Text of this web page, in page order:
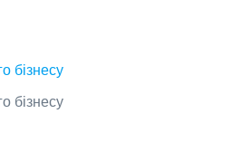
бізнесу
бізнесу